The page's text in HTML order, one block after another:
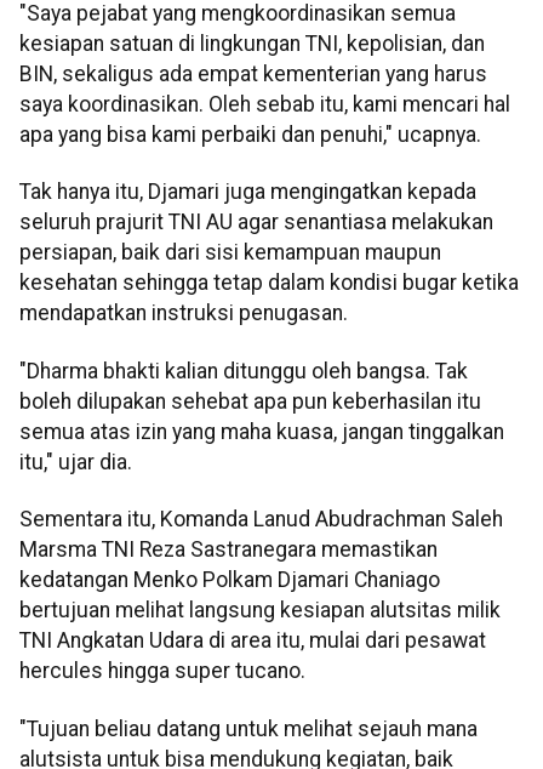
"Saya pejabat yang mengkoordinasikan semua
kesiapan satuan di lingkungan TNI, kepolisian, dan
BIN, sekaligus ada empat kementerian yang harus
saya koordinasikan. Oleh sebab itu, kami mencari hal
apa yang bisa kami perbaiki dan penuhi," ucapnya.
Tak hanya itu, Djamari juga mengingatkan kepada
seluruh prajurit TNI AU agar senantiasa melakukan
persiapan, baik dari sisi kemampuan maupun
kesehatan sehingga tetap dalam kondisi bugar ketika
mendapatkan instruksi penugasan.
"Dharma bhakti kalian ditunggu oleh bangsa. Tak
boleh dilupakan sehebat apa pun keberhasilan itu
semua atas izin yang maha kuasa, jangan tinggalkan
itu," ujar dia.
Sementara itu, Komanda Lanud Abudrachman Saleh
Marsma TNI Reza Sastranegara memastikan
kedatangan Menko Polkam Djamari Chaniago
bertujuan melihat langsung kesiapan alutsitas milik
TNI Angkatan Udara di area itu, mulai dari pesawat
hercules hingga super tucano.
"Tujuan beliau datang untuk melihat sejauh mana
alutsista untuk bisa mendukung kegiatan, baik